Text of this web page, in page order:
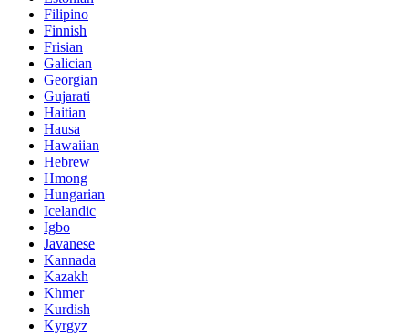
Filipino
Finnish
Frisian
Galician
Georgian
Gujarati
Haitian
Hausa
Hawaiian
Hebrew
Hmong
Hungarian
Icelandic
Igbo
Javanese
Kannada
Kazakh
Khmer
Kurdish
Kyrgyz